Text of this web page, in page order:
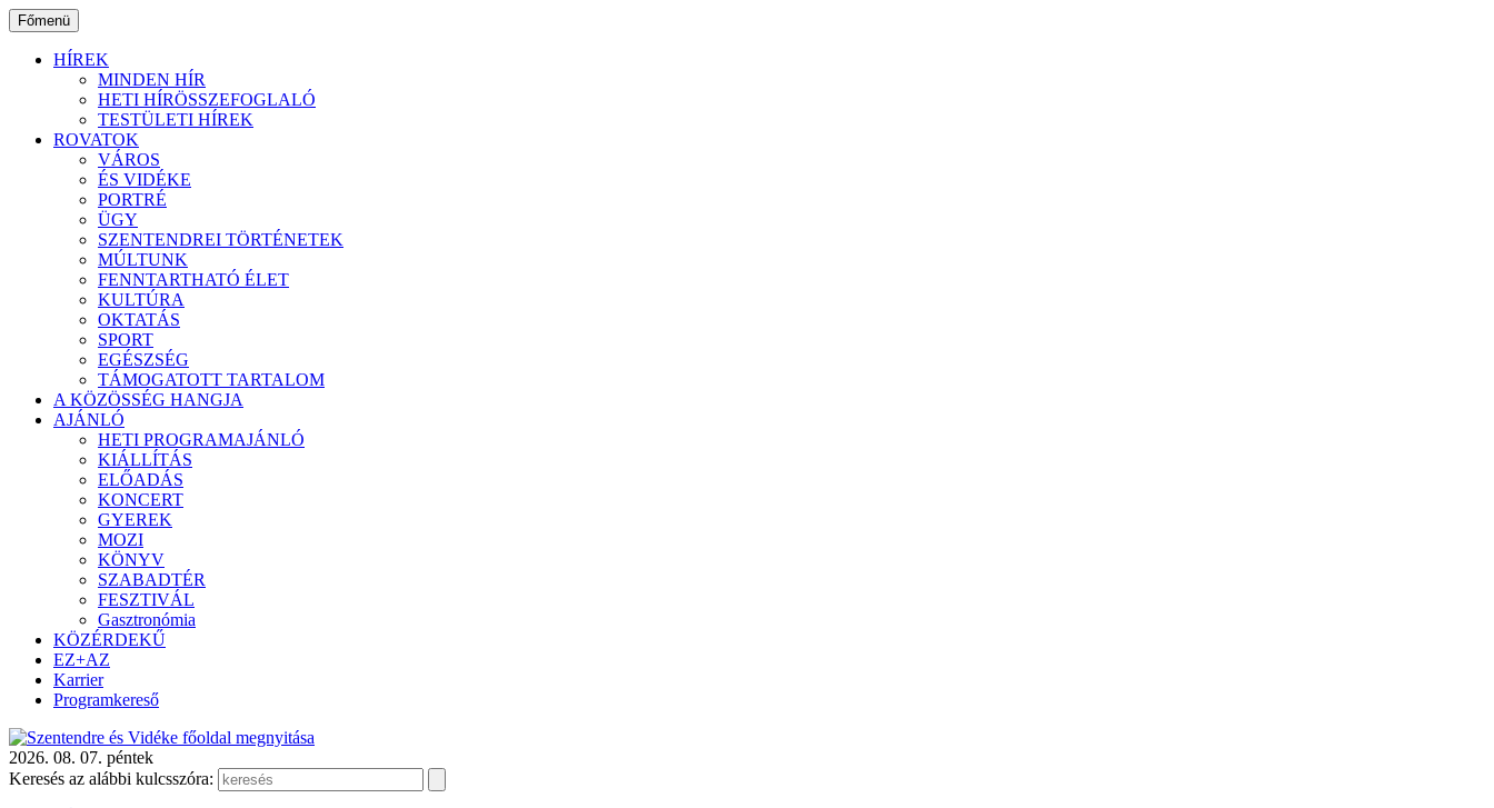
Ugrás
a
tartalomhoz
Főmenü
HÍREK
MINDEN HÍR
HETI HÍRÖSSZEFOGLALÓ
TESTÜLETI HÍREK
ROVATOK
VÁROS
ÉS VIDÉKE
PORTRÉ
ÜGY
SZENTENDREI TÖRTÉNETEK
MÚLTUNK
FENNTARTHATÓ ÉLET
KULTÚRA
OKTATÁS
SPORT
EGÉSZSÉG
TÁMOGATOTT TARTALOM
A KÖZÖSSÉG HANGJA
AJÁNLÓ
HETI PROGRAMAJÁNLÓ
KIÁLLÍTÁS
ELŐADÁS
KONCERT
GYEREK
MOZI
KÖNYV
SZABADTÉR
FESZTIVÁL
Gasztronómia
KÖZÉRDEKŰ
EZ+AZ
Karrier
Programkereső
2026. 08. 07. péntek
Keresés az alábbi kulcsszóra: